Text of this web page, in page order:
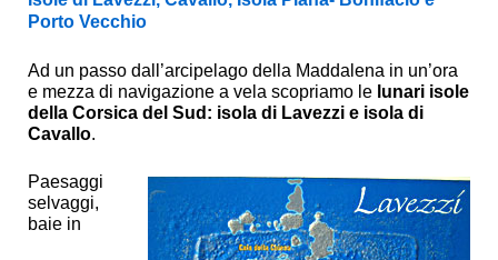
Porto Vecchio
Ad un passo dall’arcipelago della Maddalena in un’ora
e mezza di navigazione a vela scopriamo le lunari isole
della Corsica del Sud: isola di Lavezzi e isola di
Cavallo.
Paesaggi
selvaggi,
baie in